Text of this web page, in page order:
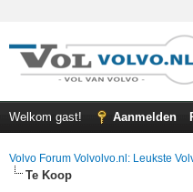
Welkom gast! Aanmelden
Volvo Forum Volvolvo.nl: Leukste
Te Koop